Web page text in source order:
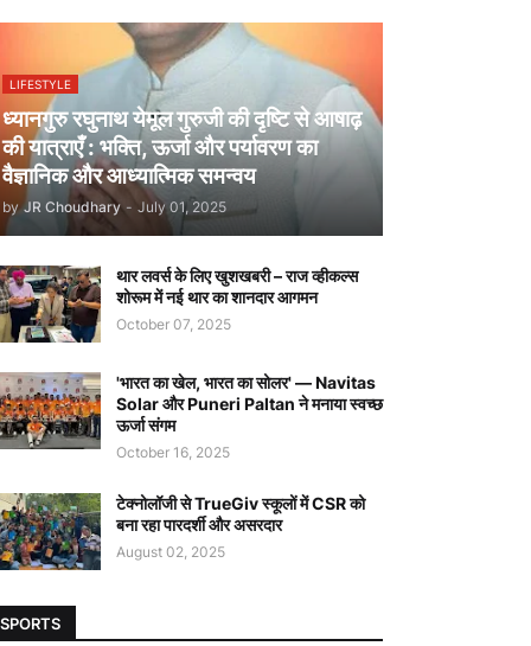
LIFESTYLE
ध्यानगुरु रघुनाथ येमूल गुरुजी की दृष्टि से आषाढ़
की यात्राएँ : भक्ति, ऊर्जा और पर्यावरण का
वैज्ञानिक और आध्यात्मिक समन्वय
by JR Choudhary - July 01, 2025
थार लवर्स के लिए खुशखबरी – राज व्हीकल्स
शोरूम में नई थार का शानदार आगमन
October 07, 2025
'भारत का खेल, भारत का सोलर' — Navitas
Solar और Puneri Paltan ने मनाया स्वच्छ
ऊर्जा संगम
October 16, 2025
टेक्नोलॉजी से TrueGiv स्कूलों में CSR को
बना रहा पारदर्शी और असरदार
August 02, 2025
SPORTS